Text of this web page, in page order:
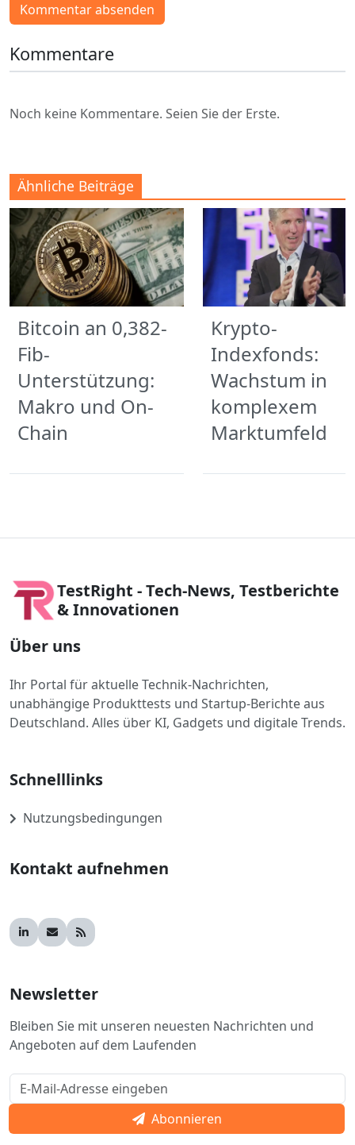
Kommentar absenden
Kommentare
Noch keine Kommentare. Seien Sie der Erste.
Ähnliche Beiträge
Bitcoin an 0,382-
Fib-
Unterstützung:
Makro und On-
Chain
Krypto-
Indexfonds:
Wachstum in
komplexem
Marktumfeld
TestRight - Tech-News, Testberichte
& Innovationen
Über uns
Ihr Portal für aktuelle Technik-Nachrichten,
unabhängige Produkttests und Startup-Berichte aus
Deutschland. Alles über KI, Gadgets und digitale Trends.
Schnelllinks
Nutzungsbedingungen
Kontakt aufnehmen
Newsletter
Bleiben Sie mit unseren neuesten Nachrichten und
Angeboten auf dem Laufenden
Abonnieren